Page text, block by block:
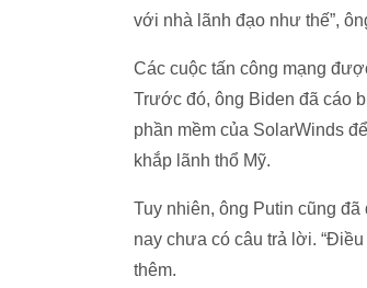
với nhà lãnh đạo như thế”,
Các cuộc tấn công mạng
Trước đó, ông Biden đã cáo
phần mềm của SolarWinds
khắp lãnh thổ Mỹ.
Tuy nhiên, ông Putin cũng
nay chưa có câu trả lời.
thêm.